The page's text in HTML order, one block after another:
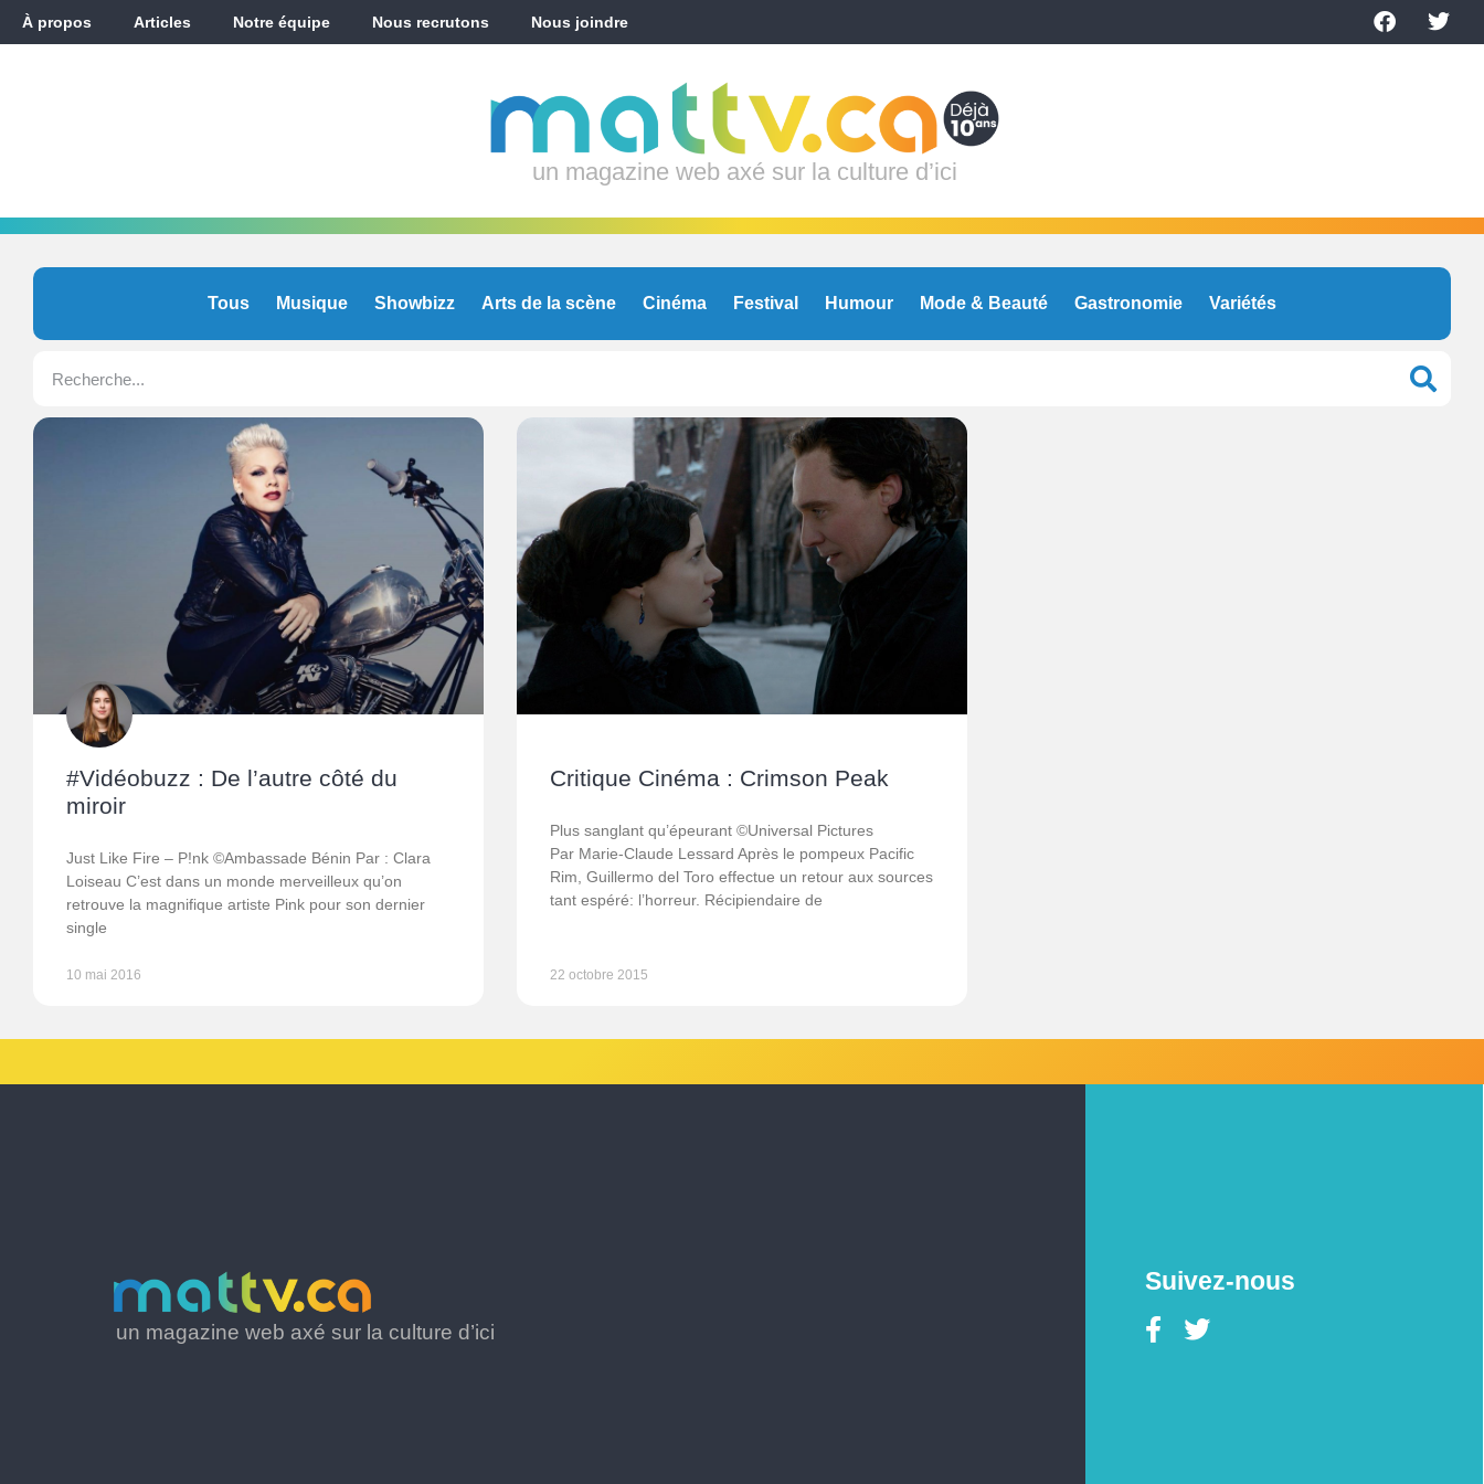
À propos Articles Notre équipe Nous recrutons Nous joindre
un magazine web axé sur la culture d’ici
Tous Musique Showbizz Arts de la scène Cinéma Festival Humour Mode & Beauté Gastronomie Variétés
#Vidéobuzz : De l’autre côté du
miroir
Just Like Fire – P!nk ©Ambassade Bénin Par : Clara
Loiseau C’est dans un monde merveilleux qu’on
retrouve la magnifique artiste Pink pour son dernier
single
10 mai 2016
Critique Cinéma : Crimson Peak
Plus sanglant qu’épeurant ©Universal Pictures
Par Marie-Claude Lessard Après le pompeux Pacific
Rim, Guillermo del Toro effectue un retour aux sources
tant espéré: l’horreur. Récipiendaire de
22 octobre 2015
un magazine web axé sur la culture d’ici
Suivez-nous